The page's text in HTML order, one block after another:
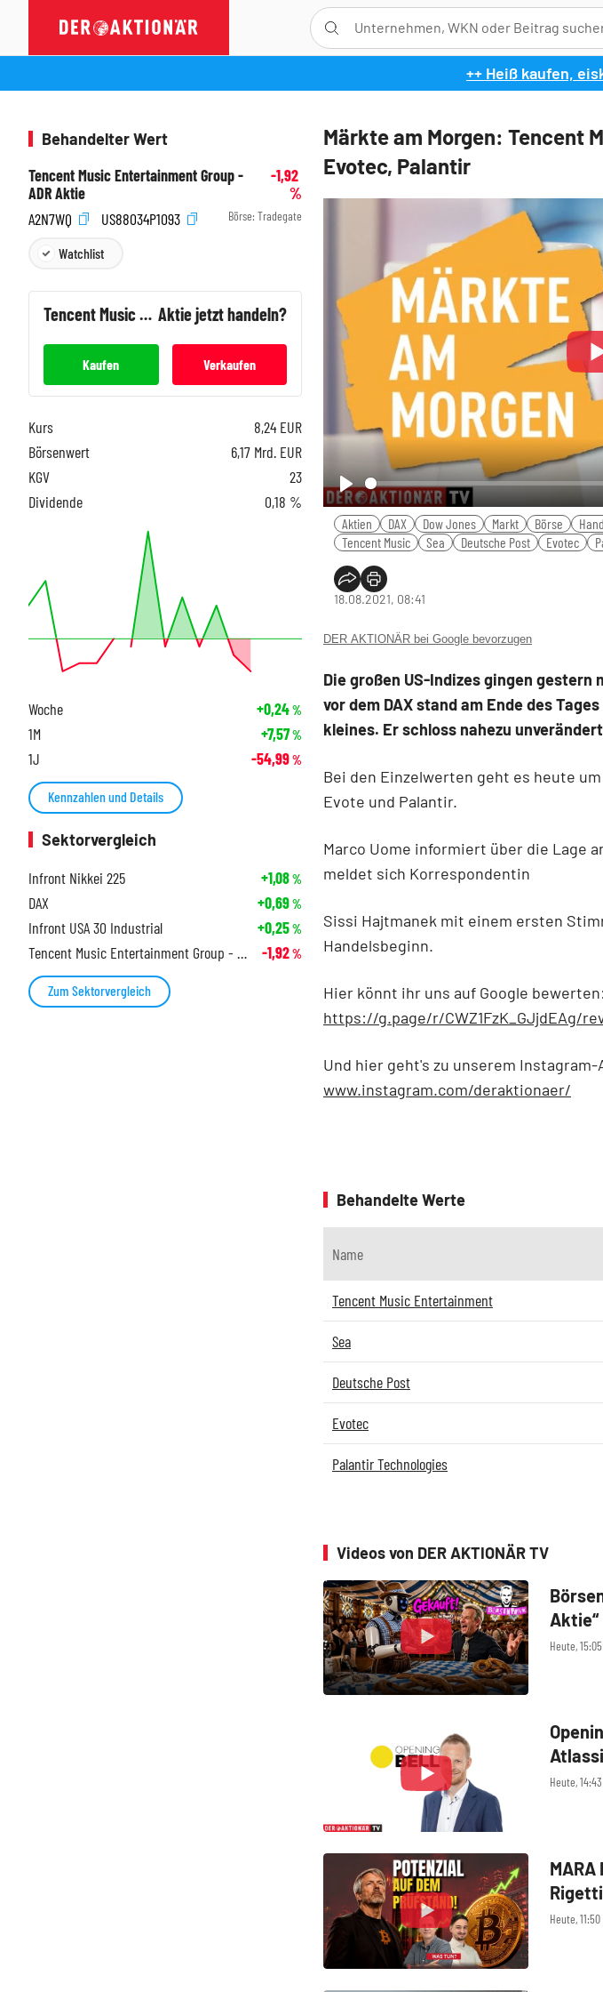
++ Heiß kaufen,
Märkte am Morgen: Tencent
Evotec, Palantir
Play
Aktien DAX Dow Jones Markt Börse
Tencent Music
Sea Deutsche Post Evotec
18.08.2021, 08:41
DER AKTIONÄR bei Google bevorzugen
Die großen US-Indizes gingen gestern
vor dem DAX stand am Ende des
kleines. Er schloss nahezu
Bei den Einzelwerten geht es heute
Evote und Palantir.
Marco Uome informiert über die Lage
meldet sich Korrespondentin
Sissi Hajtmanek mit einem ersten
Handelsbeginn.
Hier könnt ihr uns auf Google bewerten:
https://g.page/r/CWZ1FzK_GJjdEAg/
Und hier geht's zu unserem Instagram-
www.instagram.com/deraktionaer/
Behandelte Werte
Name
Tencent Music Entertainment
Sea
Deutsche Post
Evotec
Palantir Technologies
Videos von DER AKTIONÄR TV
Heute,
Aktie“
Heute,
Heute,
der
Behandelter Wert
Tencent Music Entertainment Group -
ADR Aktie
-1,92
%
A2N7WQ
US88034P1093 Börse: Tradegate
Watchlist
Tencent Music Entertainment Group - ADR Aktie jetzt handeln?
Kaufen Verkaufen
Kurs 8,24 EUR
Börsenwert
6,17 Mrd. EUR
KGV
23
Dividende
0,18 %
Woche +0,24%
1M +7,57%
1J -54,99%
Kennzahlen und Details
Sektorvergleich
Infront Nikkei 225
+1,08%
DAX +0,69%
Infront USA 30 Industrial +0,25%
Tencent Music Entertainment Group - ADR -1,92%
Zum Sektorvergleich